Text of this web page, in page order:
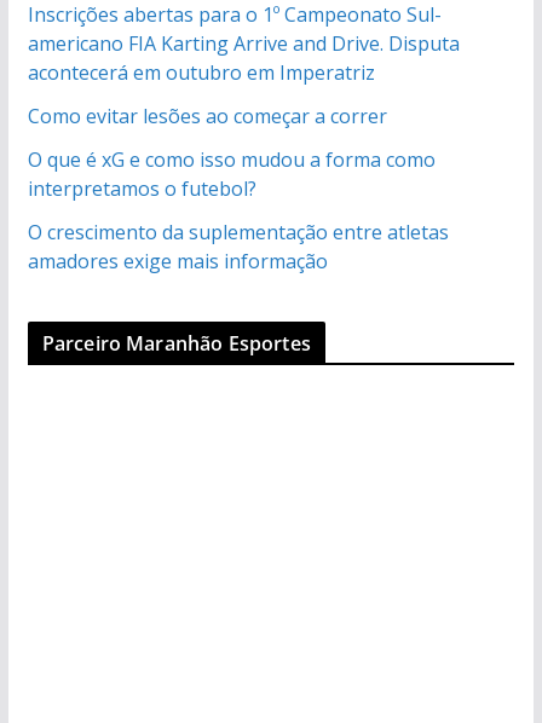
Inscrições abertas para o 1º Campeonato Sul-
americano FIA Karting Arrive and Drive. Disputa
acontecerá em outubro em Imperatriz
Como evitar lesões ao começar a correr
O que é xG e como isso mudou a forma como
interpretamos o futebol?
O crescimento da suplementação entre atletas
amadores exige mais informação
Parceiro Maranhão Esportes